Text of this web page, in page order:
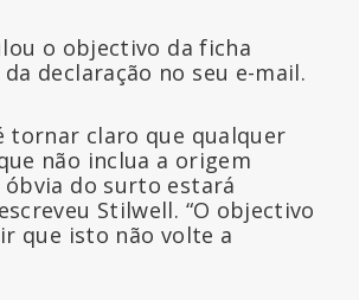
o objectivo da ficha
declaração no seu e-mail.
tornar claro que qualquer
não inclua a origem
óbvia do surto estará
Stilwell. “O objectivo
que isto não volte a